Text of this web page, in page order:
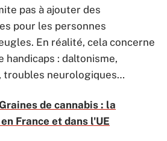
pas à ajouter des
pour les personnes
En réalité, cela concerne
handicaps : daltonisme,
troubles neurologiques…
de cannabis : la
France et dans l'UE